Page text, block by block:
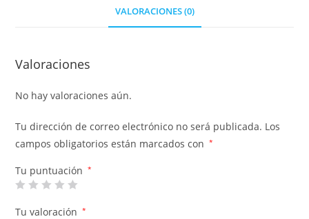
VALORACIONES (0)
Valoraciones
No hay valoraciones aún.
Tu dirección de correo electrónico no será publicada. Los
campos obligatorios están marcados con
*
Tu puntuación *
Tu valoración *